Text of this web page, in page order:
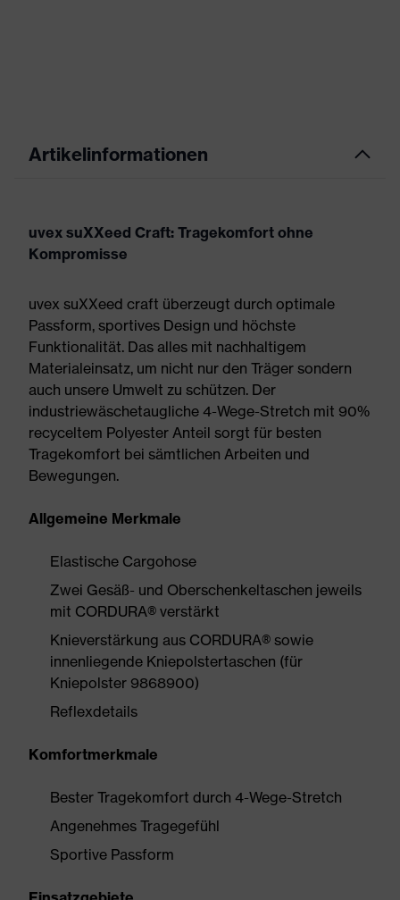
Artikelinformationen
uvex suXXeed Craft: Tragekomfort ohne
Kompromisse
uvex suXXeed craft überzeugt durch optimale
Passform, sportives Design und höchste
Funktionalität. Das alles mit nachhaltigem
Materialeinsatz, um nicht nur den Träger sondern
auch unsere Umwelt zu schützen. Der
industriewäschetaugliche 4-Wege-Stretch mit 90%
recyceltem Polyester Anteil sorgt für besten
Tragekomfort bei sämtlichen Arbeiten und
Bewegungen.
Allgemeine Merkmale
Elastische Cargohose
Zwei Gesäß- und Oberschenkeltaschen jeweils
mit CORDURA® verstärkt
Knieverstärkung aus CORDURA® sowie
innenliegende Kniepolstertaschen (für
Kniepolster 9868900)
Reflexdetails
Komfortmerkmale
Bester Tragekomfort durch 4-Wege-Stretch
Angenehmes Tragegefühl
Sportive Passform